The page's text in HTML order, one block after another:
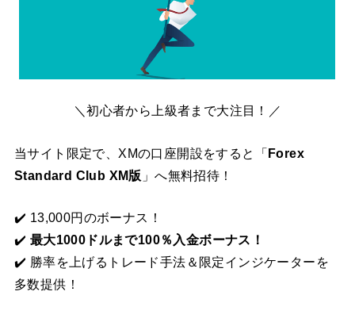
＼初心者から上級者まで大注目！／
当サイト限定で、XMの口座開設をすると「 Forex
Standard Club XM版 」へ無料招待！
✔️ 13,000円のボーナス！
✔️ 最大1000ドルまで100％入金ボーナス！
✔️ 勝率を上げるトレード手法＆限定インジケーターを
多数提供！